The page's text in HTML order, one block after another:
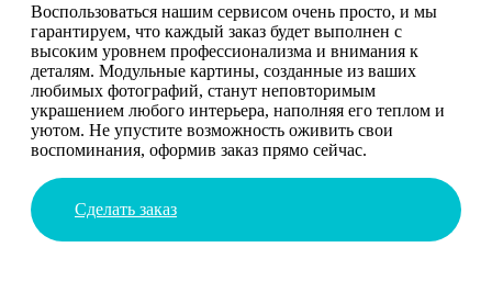
Воспользоваться нашим сервисом очень просто, и мы
гарантируем, что каждый заказ будет выполнен с
высоким уровнем профессионализма и внимания к
деталям. Модульные картины, созданные из ваших
любимых фотографий, станут неповторимым
украшением любого интерьера, наполняя его теплом и
уютом. Не упустите возможность оживить свои
воспоминания, оформив заказ прямо сейчас.
Сделать заказ